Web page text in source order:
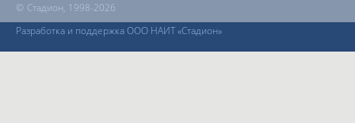
© Стадион, 1998-2026
Разработка и поддержка ООО НАИТ «Стадион»